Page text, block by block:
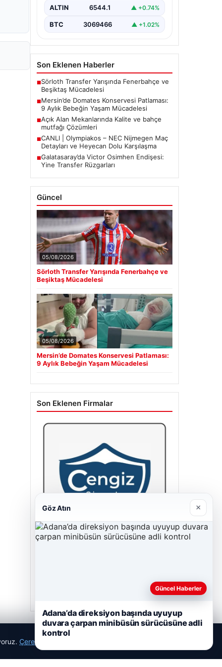
etkiledi. 19 Eylül 2023 tarihinde…
ALTIN 6544.1 ▲ +0.74%
BTC 3069466 ▲ +1.02%
Son Eklenen Haberler
■Sörloth Transfer Yarışında Fenerbahçe ve
Beşiktaş Mücadelesi
■Mersin’de Domates Konservesi Patlaması:
9 Aylık Bebeğin Yaşam Mücadelesi
■Açık Alan Mekanlarında Kalite ve bahçe
mutfağı Çözümleri
■CANLI | Olympiakos – NEC Nijmegen Maç
Detayları ve Heyecan Dolu Karşılaşma
■Galatasaray’da Victor Osimhen Endişesi:
Yine Transfer Rüzgarları
Güncel
05/08/2026
Sörloth Transfer Yarışında Fenerbahçe ve
Beşiktaş Mücadelesi
05/08/2026
Mersin’de Domates Konservesi Patlaması:
9 Aylık Bebeğin Yaşam Mücadelesi
Son Eklenen Firmalar
Çerez Politikamız
Göz Atın ×
Güncel Haberler
Adana’da direksiyon başında uyuyup
duvara çarpan minibüsün sürücüsüne adli
kontrol